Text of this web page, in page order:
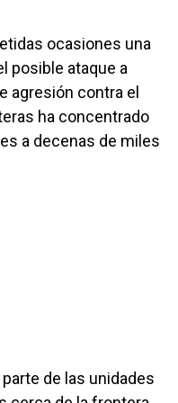
ocasiones una
posible ataque a
agresión contra el
ha concentrado
a decenas de miles
de las unidades